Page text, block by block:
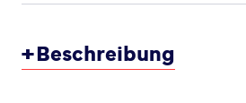
+ Beschreibung